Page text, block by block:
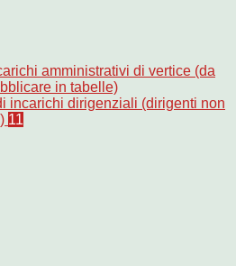
amministrativi di vertice (da
in tabelle)
incarichi dirigenziali (dirigenti non
11